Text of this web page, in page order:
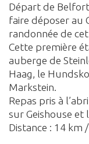
Départ de
faire déposer au
randonnée de
Cette première
auberge de
Haag, le
Markstein.
Repas pris à
sur Geishouse et
Distance : 14 km